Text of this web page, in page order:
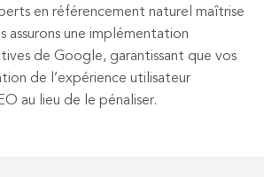
en référencement naturel maîtrise
assurons une implémentation
de Google, garantissant que vos
de l’expérience utilisateur
au lieu de le pénaliser.